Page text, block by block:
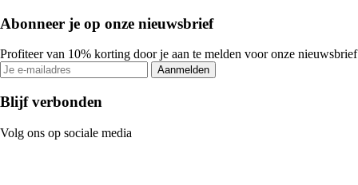
Abonneer je op onze nieuwsbrief
Profiteer van 10% korting door je aan te melden voor onze nieuwsbrief
Aanmelden
Blijf verbonden
Volg ons op sociale media